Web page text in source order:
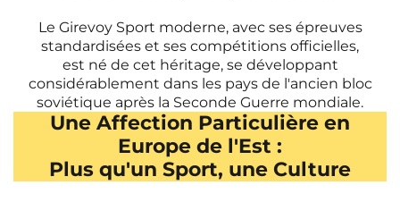
Le Girevoy Sport moderne, avec ses épreuves
standardisées et ses compétitions officielles,
est né de cet héritage, se développant
considérablement dans les pays de l'ancien bloc
soviétique après la Seconde Guerre mondiale.
Une Affection Particulière en
Europe de l'Est :
Plus qu'un Sport, une Culture